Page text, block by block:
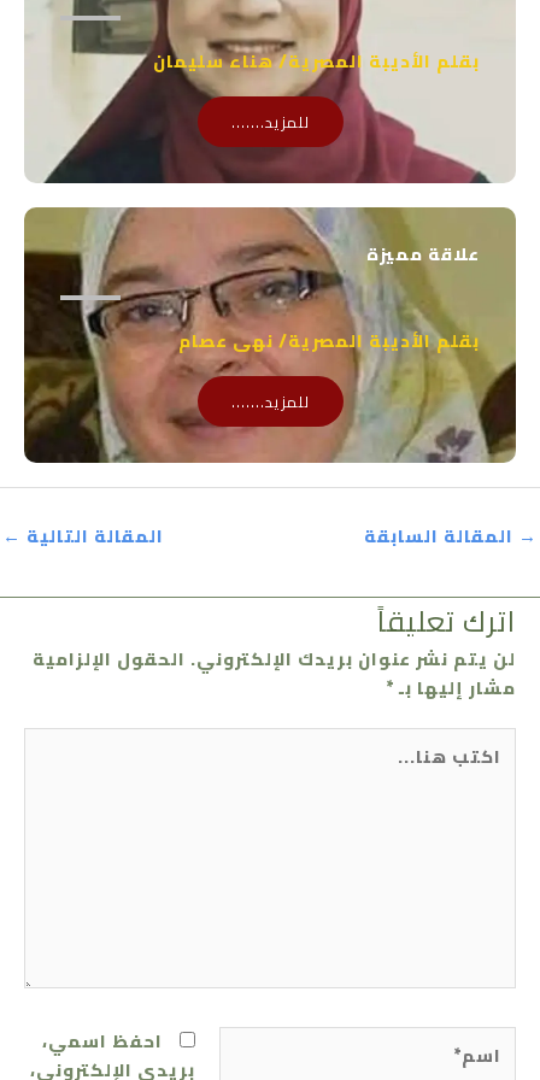
بقلم الأديبة المصرية/ هناء سليمان
للمزيد.......
علاقة مميزة
بقلم الأديبة المصرية/ نهى عصام
للمزيد.......
→ المقالة السابقة المقالة التالية ←
اترك تعليقاً
لن يتم نشر عنوان بريدك الإلكتروني. الحقول الإلزامية
مشار إليها بـ*
اكتب
هنا...
احفظ اسمي،
بريدي الإلكتروني،